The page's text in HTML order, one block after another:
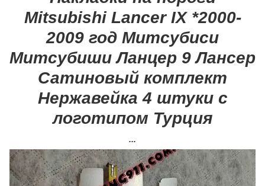
Mitsubishi Lancer IX *2000-
2009 год Митсубиси
Митсубиши Ланцер 9 Лансер
Сатиновый комплект
Нержавейка 4 штуки с
логотипом Турция
...